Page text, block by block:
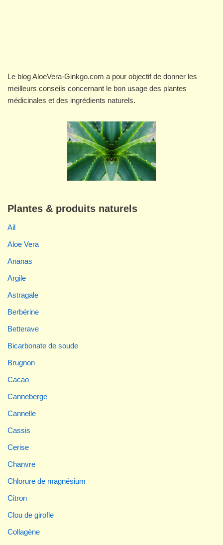
Le blog AloeVera-Ginkgo.com a pour objectif de donner les
meilleurs conseils concernant le bon usage des plantes
médicinales et des ingrédients naturels.
Plantes & produits naturels
Ail
Aloe Vera
Ananas
Argile
Astragale
Berbérine
Betterave
Bicarbonate de soude
Brugnon
Cacao
Canneberge
Cannelle
Cassis
Cerise
Chanvre
Chlorure de magnésium
Citron
Clou de girofle
Collagène